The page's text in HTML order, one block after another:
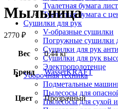
Туалетная бумага
Туалетная бумага с
Сушилки для рук
V-образные сушилки
Погружные сушилки
Сушилки для рук
Сушилки для рук
Электрополотенце
Уборочная техника
Подметальные
Пылесосы для
Пылесосы для сухой
Мыльница
2770 ₽
Вес 0,44 кг
Бренд WasserKRAFT
Цвет Прозрачный